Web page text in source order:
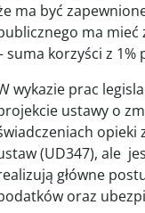
ma być
ma mieć
suma korzyści z 1%
wykazie prac
ustawy o
(UD347), ale
główne
oraz